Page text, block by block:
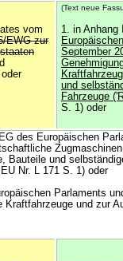
vom
EWG zur
(Text neue
1. in Anhang
September
und
Fahrzeuge
S. 1) oder
des Europäischen
Bauteile und
Nr. L 171 S. 1) oder
Parlaments
Kraftfahrzeuge und zur